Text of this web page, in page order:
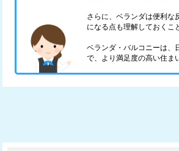
さらに、ベランダは便利な
になる点も理解しておくこ
ベランダ・バルコニーは、
で、より満足度の高い住ま